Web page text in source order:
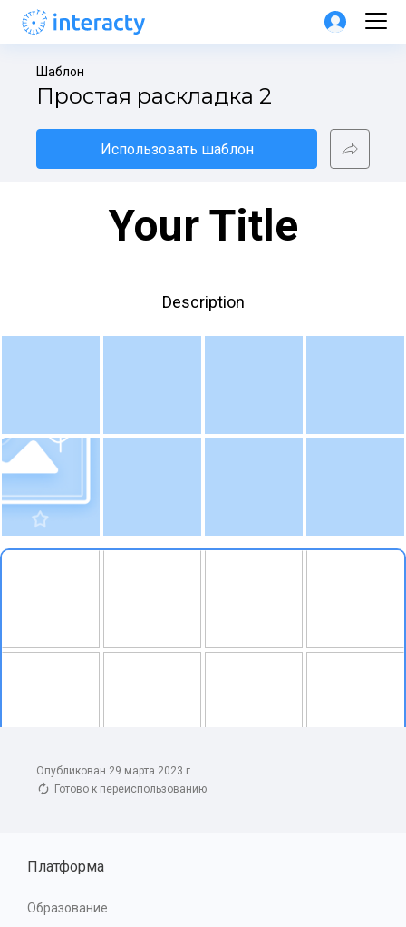
Опубликован 29 марта 2023 г.
Готово к переиспользованию
Шаблон
Простая раскладка 2
Использовать шаблон
Платформа
Образование